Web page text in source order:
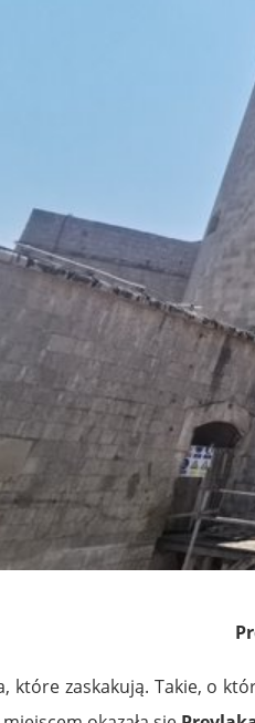
które zaskakują. Takie, o